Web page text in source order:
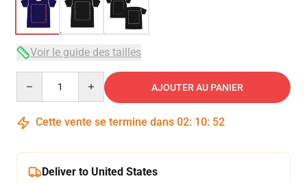
Voir le guide des tailles
AJOUTER AU PANIER
Cette vente se termine dans 02: 10: 52
Deliver to United States